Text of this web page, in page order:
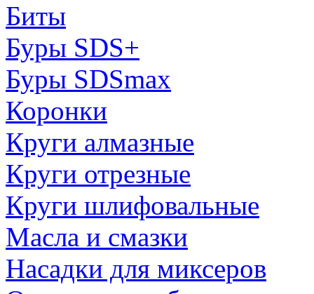
Биты
Буры SDS+
Буры SDSmax
Коронки
Круги алмазные
Круги отрезные
Круги шлифовальные
Масла и смазки
Насадки для миксеров